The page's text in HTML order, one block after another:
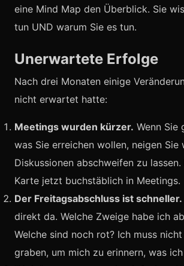
eine Mind Map den Überblick. Sie
tun UND warum Sie es tun.
Unerwartete Erfolge
Nach drei Monaten einige
nicht erwartet hatte:
Meetings wurden kürzer. Wenn Sie
was Sie erreichen wollen, neigen Sie
Diskussionen abschweifen zu
Karte jetzt buchstäblich in Meetings.
Der Freitagsabschluss ist schneller.
direkt da. Welche Zweige habe ich
Welche sind noch rot? Ich muss
graben, um mich zu erinnern, was